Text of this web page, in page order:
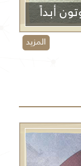
أبداً
المزيد